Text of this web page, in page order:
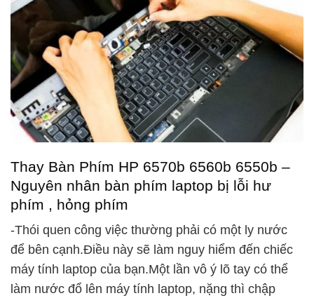
Thay Bàn Phím HP 6570b 6560b 6550b –
Nguyên nhân bàn phím laptop bị lỗi hư
phím , hỏng phím
-Thói quen công việc thường phải có một ly nước
để bên cạnh.Điều này sẽ làm nguy hiểm đến chiếc
máy tính laptop của bạn.Một lần vô ý lõ tay có thể
làm nước đổ lên máy tính laptop, nặng thì chập